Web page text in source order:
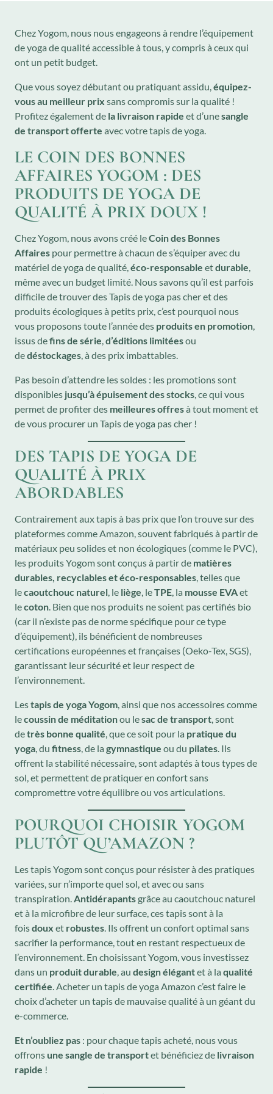
Chez Yogom, nous nous engageons à rendre l’équipement
de yoga de qualité accessible à tous, y compris à ceux qui
ont un petit budget.
Que vous soyez débutant ou pratiquant assidu, équipez-
vous au meilleur prix sans compromis sur la qualité !
Profitez également de la livraison rapide et d’unesangle
de transport offerte avec votre tapis de yoga.
LE COIN DES BONNES
AFFAIRES YOGOM : DES
PRODUITS DE YOGA DE
QUALITÉ À PRIX DOUX !
Chez Yogom, nous avons créé leCoin des Bonnes
Affaires pour permettre à chacun de s’équiper avec du
matériel de yoga de qualité, éco-responsable etdurable
même avec un budget limité. Nous savons qu’il est parfois
difficile de trouver des Tapis de yoga pas cher et des
produits écologiques à petits prix, c’est pourquoi nous
vous proposons toute l’année des produits en promotion
issus defins de série d’éditions limitéesou
dedéstockages , à des prix imbattables.
Pas besoin d’attendre les soldes : les promotions sont
disponibles jusqu’à épuisement des stocks , ce qui vous
permet de profiter des meilleures offresà tout moment et
de vous procurer un Tapis de yoga pas cher !
DES TAPIS DE YOGA DE
QUALITÉ À PRIX
ABORDABLES
Contrairement aux tapis à bas prix que l’on trouve sur des
plateformes comme Amazon, souvent fabriqués à partir de
matériaux peu solides et non écologiques (comme le PVC),
les produits Yogom sont conçus à partir de matières
durables, recyclables et éco-responsables , telles que
lecaoutchouc naturel , le liège , leTPE , la mousse EVAet
lecoton . Bien que nos produits ne soient pas certifiés bio
(car il n’existe pas de norme spécifique pour ce type
d’équipement), ils bénéficient de nombreuses
certifications européennes et françaises (Oeko-Tex, SGS),
garantissant leur sécurité et leur respect de
l’environnement.
Lestapis de yoga Yogom , ainsi que nos accessoires comme
lecoussin de méditationou lesac de transport , sont
detrès bonne qualité , que ce soit pour la pratique du
yoga , du fitness , de la gymnastique ou du pilates . Ils
offrent la stabilité nécessaire, sont adaptés à tous types de
sol, et permettent de pratiquer en confort sans
compromettre votre équilibre ou vos articulations.
POURQUOI CHOISIR YOGOM
PLUTÔT QU’AMAZON ?
Les tapis Yogom sont conçus pour résister à des pratiques
variées, sur n’importe quel sol, et avec ou sans
transpiration. Antidérapants grâce au caoutchouc naturel
et à la microfibre de leur surface, ces tapis sont à la
foisdoux et robustes . Ils offrent un confort optimal sans
sacrifier la performance, tout en restant respectueux de
l’environnement. En choisissant Yogom, vous investissez
dans un produit durable , au design élégantet à la qualité
certifiée . Acheter un tapis de yoga Amazon c’est faire le
choix d’acheter un tapis de mauvaise qualité à un géant du
e-commerce.
Et n’oubliez pas : pour chaque tapis acheté, nous vous
offrons une sangle de transportet bénéficiez de livraison
rapide !